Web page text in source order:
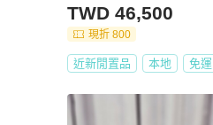
TWD 46,500
現折 800
近新閒置品 本地 免運